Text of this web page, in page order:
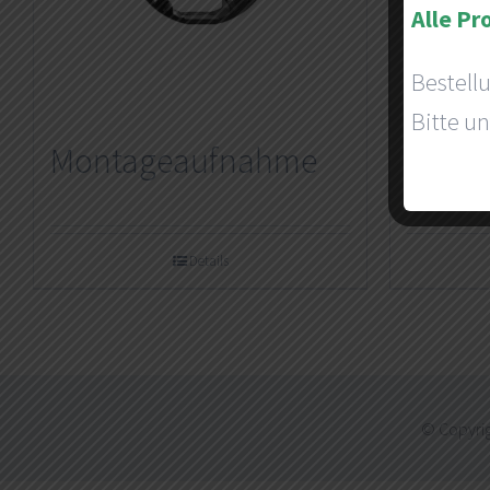
Montageaufnahme
Details
©
Alle
Bitte